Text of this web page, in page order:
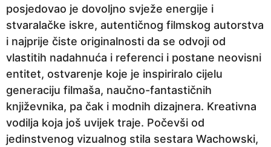
posjedovao je dovoljno svježe energije i
stvaralačke iskre, autentičnog filmskog autorstva
i najprije čiste originalnosti da se odvoji od
vlastitih nadahnuća i referenci i postane neovisni
entitet, ostvarenje koje je inspiriralo cijelu
generaciju filmaša, naučno-fantastičnih
književnika, pa čak i modnih dizajnera. Kreativna
vodilja koja još uvijek traje. Počevši od
jedinstvenog vizualnog stila sestara Wachowski,